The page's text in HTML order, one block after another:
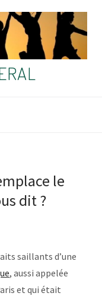
le
dit ?
saillants d’une
, aussi appelée
et qui était